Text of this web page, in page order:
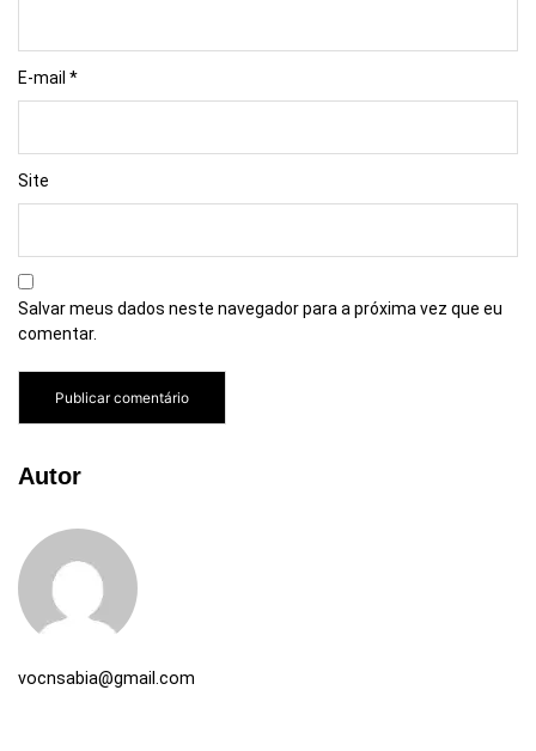
E-mail *
Site
Salvar meus dados neste navegador para a próxima vez que eu
comentar.
Autor
vocnsabia@gmail.com